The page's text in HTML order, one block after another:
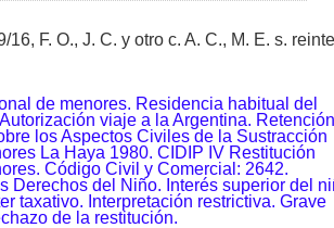
16, F. O., J. C. y otro c. A. C., M. E. s.
de menores. Residencia habitual del
viaje a la Argentina. Retención
los Aspectos Civiles de la Sustracción
La Haya 1980. CIDIP IV Restitución
Código Civil y Comercial: 2642.
Derechos del Niño. Interés superior del
taxativo. Interpretación restrictiva. Grave
de la restitución.